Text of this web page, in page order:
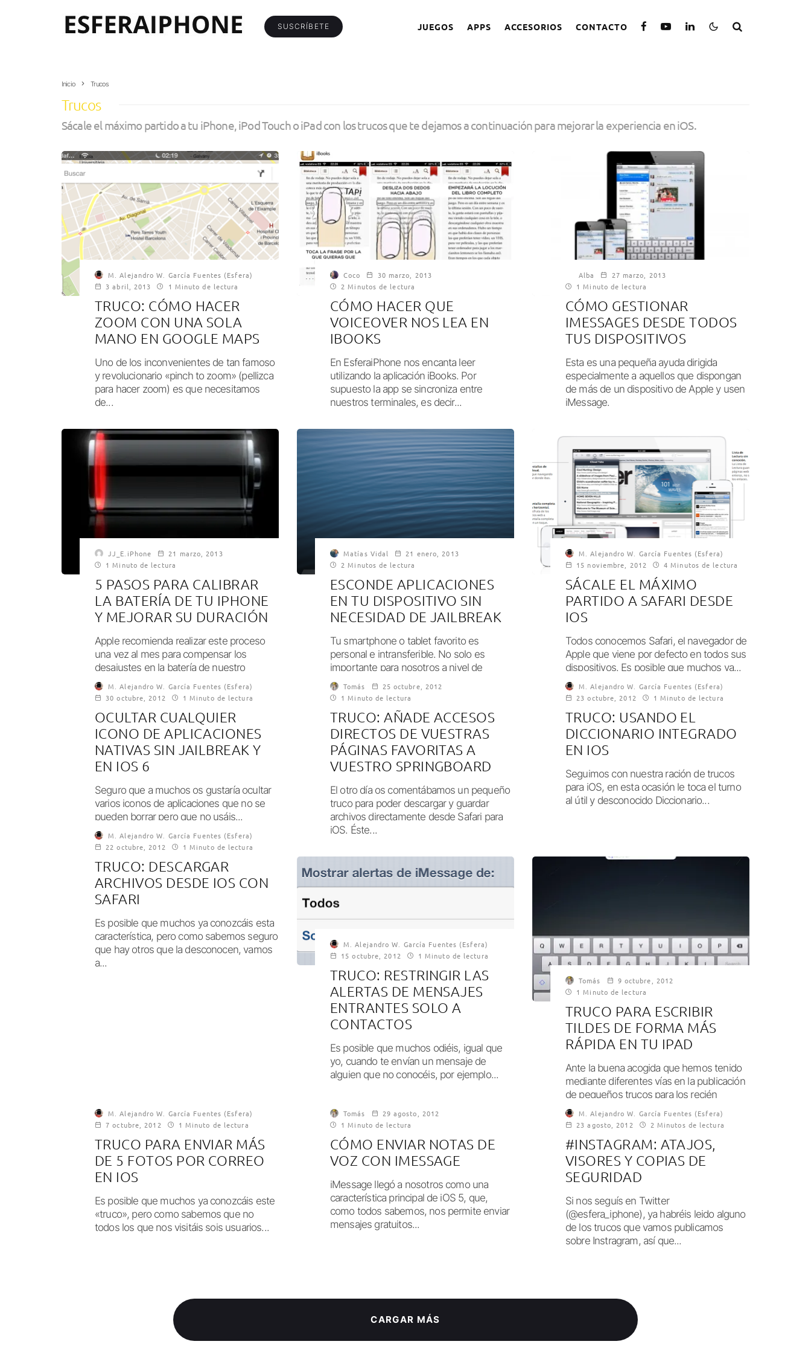
SUSCRÍBETE JUEGOS APPS ACCESORIOS CONTACTO
Inicio Trucos
Trucos
Sácale el máximo partido a tu iPhone, iPod Touch o iPad con los trucos que te dejamos a continuación para mejorar la experiencia en iOS.
M. Alejandro W. García Fuentes (Esfera)
3 abril, 2013
1 Minuto de lectura
TRUCO: CÓMO HACER
ZOOM CON UNA SOLA
MANO EN GOOGLE MAPS
Uno de los inconvenientes de tan famoso
y revolucionario «pinch to zoom» (pellizca
para hacer zoom) es que necesitamos
de...
Coco
30 marzo, 2013
2 Minutos de lectura
CÓMO HACER QUE
VOICEOVER NOS LEA EN
IBOOKS
En EsferaiPhone nos encanta leer
utilizando la aplicación iBooks. Por
supuesto la app se sincroniza entre
nuestros terminales, es decir...
Alba
27 marzo, 2013
1 Minuto de lectura
CÓMO GESTIONAR
IMESSAGES DESDE TODOS
TUS DISPOSITIVOS
Esta es una pequeña ayuda dirigida
especialmente a aquellos que dispongan
de más de un dispositivo de Apple y usen
iMessage.
JJ_E.iPhone
21 marzo, 2013
1 Minuto de lectura
5 PASOS PARA CALIBRAR
LA BATERÍA DE TU IPHONE
Y MEJORAR SU DURACIÓN
Apple recomienda realizar este proceso
una vez al mes para compensar los
desajustes en la batería de nuestro
dispositivo.
Matías Vidal
21 enero, 2013
2 Minutos de lectura
ESCONDE APLICACIONES
EN TU DISPOSITIVO SIN
NECESIDAD DE JAILBREAK
Tu smartphone o tablet favorito es
personal e intransferible. No solo es
importante para nosotros a nivel de
dispositivo, sino...
M. Alejandro W. García Fuentes (Esfera)
15 noviembre, 2012
4 Minutos de lectura
SÁCALE EL MÁXIMO
PARTIDO A SAFARI DESDE
IOS
Todos conocemos Safari, el navegador de
Apple que viene por defecto en todos sus
dispositivos. Es posible que muchos ya...
M. Alejandro W. García Fuentes (Esfera)
30 octubre, 2012
1 Minuto de lectura
OCULTAR CUALQUIER
ICONO DE APLICACIONES
NATIVAS SIN JAILBREAK Y
EN IOS 6
Seguro que a muchos os gustaría ocultar
varios iconos de aplicaciones que no se
pueden borrar pero que no usáis...
Tomás
25 octubre, 2012
1 Minuto de lectura
TRUCO: AÑADE ACCESOS
DIRECTOS DE VUESTRAS
PÁGINAS FAVORITAS A
VUESTRO SPRINGBOARD
El otro día os comentábamos un pequeño
truco para poder descargar y guardar
archivos directamente desde Safari para
iOS. Éste...
M. Alejandro W. García Fuentes (Esfera)
23 octubre, 2012
1 Minuto de lectura
TRUCO: USANDO EL
DICCIONARIO INTEGRADO
EN IOS
Seguimos con nuestra ración de trucos
para iOS, en esta ocasión le toca el turno
al útil y desconocido Diccionario...
M. Alejandro W. García Fuentes (Esfera)
22 octubre, 2012
1 Minuto de lectura
TRUCO: DESCARGAR
ARCHIVOS DESDE IOS CON
SAFARI
Es posible que muchos ya conozcáis esta
característica, pero como sabemos seguro
que hay otros que la desconocen, vamos
a...
M. Alejandro W. García Fuentes (Esfera)
15 octubre, 2012
1 Minuto de lectura
TRUCO: RESTRINGIR LAS
ALERTAS DE MENSAJES
ENTRANTES SOLO A
CONTACTOS
Es posible que muchos odiéis, igual que
yo, cuando te envían un mensaje de
alguien que no conocéis, por ejemplo...
Tomás
9 octubre, 2012
1 Minuto de lectura
TRUCO PARA ESCRIBIR
TILDES DE FORMA MÁS
RÁPIDA EN TU IPAD
Ante la buena acogida que hemos tenido
mediante diferentes vías en la publicación
de pequeños trucos para los recién
llegados...
M. Alejandro W. García Fuentes (Esfera)
7 octubre, 2012
1 Minuto de lectura
TRUCO PARA ENVIAR MÁS
DE 5 FOTOS POR CORREO
EN IOS
Es posible que muchos ya conozcáis este
«truco», pero como sabemos que no
todos los que nos visitáis sois usuarios...
Tomás
29 agosto, 2012
1 Minuto de lectura
CÓMO ENVIAR NOTAS DE
VOZ CON IMESSAGE
iMessage llegó a nosotros como una
característica principal de iOS 5, que,
como todos sabemos, nos permite enviar
mensajes gratuitos...
M. Alejandro W. García Fuentes (Esfera)
23 agosto, 2012
2 Minutos de lectura
#INSTAGRAM: ATAJOS,
VISORES Y COPIAS DE
SEGURIDAD
Si nos seguís en Twitter
(@esfera_iphone), ya habréis leido alguno
de los trucos que vamos publicamos
sobre Instragram, así que...
CARGAR MÁS